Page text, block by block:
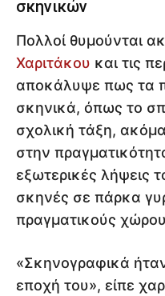
σκηνικών
Πολλοί θυμούνται
Χαριτάκου και τις
αποκάλυψε πως τα
σκηνικά, όπως το
σχολική τάξη,
στην
εξωτερικές λήψεις
σκηνές σε πάρκα
πραγματικούς
«Σκηνογραφικά
εποχή του», είπε